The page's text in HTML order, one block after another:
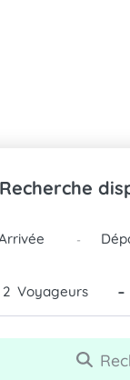
DATES -
Voyageurs -